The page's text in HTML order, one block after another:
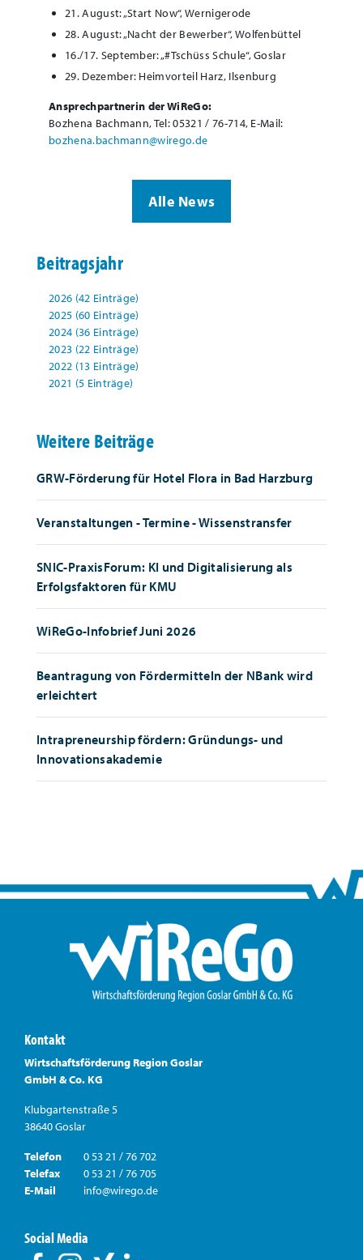
21. August: „Start Now“, Wernigerode
28. August: „Nacht der Bewerber“, Wolfenbüttel
16./17. September: „#Tschüss Schule“, Goslar
29. Dezember: Heimvorteil Harz, Ilsenburg
Ansprechpartnerin der WiReGo:
Bozhena Bachmann, Tel: 05321 / 76-714, E-Mail:
bozhena.bachmann@wirego.de
Alle News
Beitragsjahr
2026 (42 Einträge)
2025 (60 Einträge)
2024 (36 Einträge)
2023 (22 Einträge)
2022 (13 Einträge)
2021 (5 Einträge)
Weitere Beiträge
GRW-Förderung für Hotel Flora in Bad Harzburg
Veranstaltungen - Termine - Wissenstransfer
SNIC-PraxisForum: KI und Digitalisierung als
Erfolgsfaktoren für KMU
WiReGo-Infobrief Juni 2026
Beantragung von Fördermitteln der NBank wird
erleichtert
Intrapreneurship fördern: Gründungs- und
Innovationsakademie
Kontakt
Wirtschaftsförderung Region Goslar
GmbH & Co. KG
Klubgartenstraße 5
38640 Goslar
Telefon
0 53 21 / 76 702
Telefax
0 53 21 / 76 705
E-Mail
info@wirego.de
Social Media